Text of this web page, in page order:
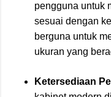
pengguna untuk
sesuai dengan
berguna untuk
ukuran yang
Ketersediaan